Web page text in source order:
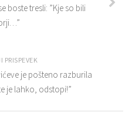
boste tresli: ”Kje so bili
PRISPEVEK
je pošteno razburila
je lahko, odstopi!”